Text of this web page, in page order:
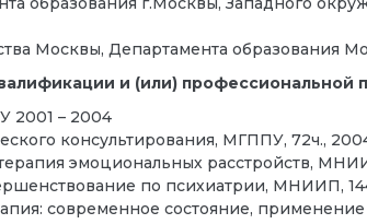
Москвы, Департамента образования
и (или) профессиональной
2001 – 2004
консультирования, МГППУ, 72ч.,
эмоциональных расстройств,
по психиатрии, МНИИП,
современное состояние,